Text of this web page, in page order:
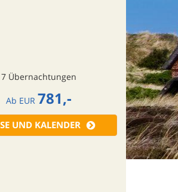
7 Übernachtungen
Ab EUR 781,-
UND KALENDER